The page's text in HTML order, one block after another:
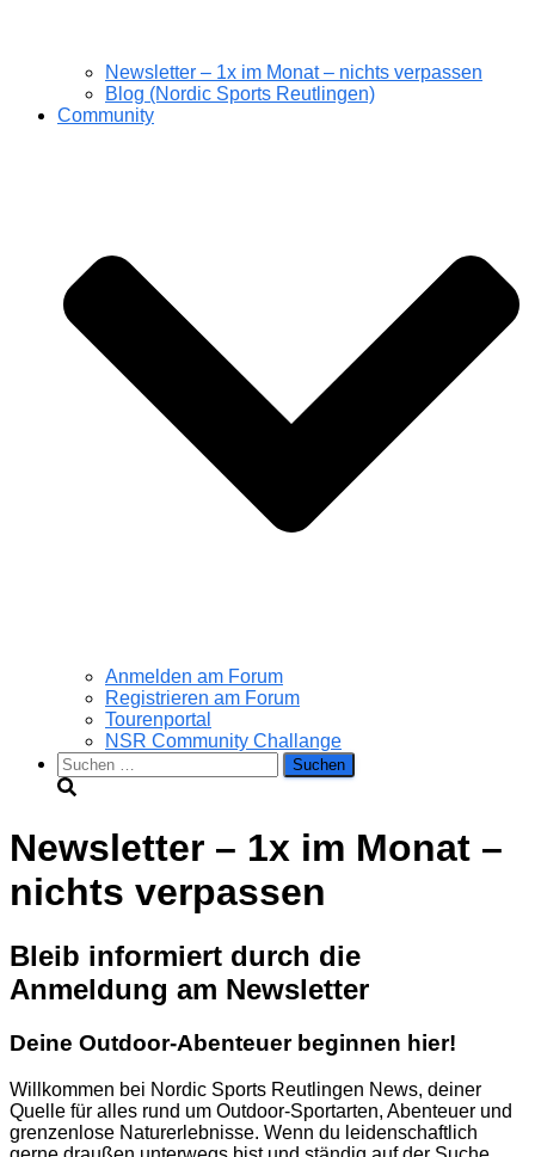
Newsletter – 1x im Monat – nichts verpassen
Blog (Nordic Sports Reutlingen)
Community
Anmelden am Forum
Registrieren am Forum
Tourenportal
NSR Community Challange
Suchen
nach:
Newsletter – 1x im Monat –
nichts verpassen
Bleib informiert durch die
Anmeldung am Newsletter
Deine Outdoor-Abenteuer beginnen hier!
Willkommen bei Nordic Sports Reutlingen News, deiner
Quelle für alles rund um Outdoor-Sportarten, Abenteuer und
grenzenlose Naturerlebnisse. Wenn du leidenschaftlich